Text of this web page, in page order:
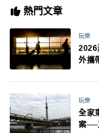
熱門文章
玩樂
2026
外攜
萬！
玩樂
全家
案──